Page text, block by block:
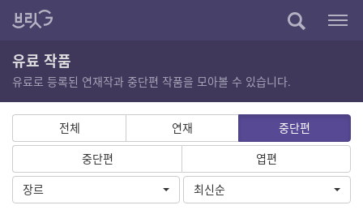
유료 작품
유료로 등록된 연재작과 중단편 작품을 모아볼 수 있습니다.
전체 연재
중단편
중단편
엽편
장르
최신순